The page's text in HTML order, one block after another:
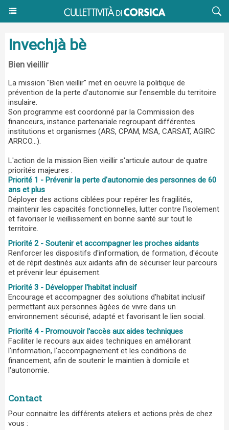
Invechjà bè
Bien vieillir
La mission "Bien vieillir" met en oeuvre la politique de
prévention de la perte d’autonomie sur l’ensemble du territoire
insulaire.
Son programme est coordonné par la Commission des
financeurs, instance partenariale regroupant différentes
institutions et organismes (ARS, CPAM, MSA, CARSAT, AGIRC
ARRCO...).
L'action de la mission Bien vieillir s'articule autour de quatre
priorités majeures :
Priorité 1 - Prévenir la perte d'autonomie des personnes de 60
ans et plus
Déployer des actions ciblées pour repérer les fragilités,
maintenir les capacités fonctionnelles, lutter contre l'isolement
et favoriser le vieillissement en bonne santé sur tout le
territoire.
Priorité 2 - Soutenir et accompagner les proches aidants
Renforcer les dispositifs d'information, de formation, d'écoute
et de répit destinés aux aidants afin de sécuriser leur parcours
et prévenir leur épuisement.
Priorité 3 - Développer l'habitat inclusif
Encourage et accompagner des solutions d'habitat inclusif
permettant aux personnes âgées de vivre dans un
environnement sécurisé, adapté et favorisant le lien social.
Priorité 4 - Promouvoir l'accès aux aides techniques
Faciliter le recours aux aides techniques en améliorant
l'information, l'accompagnement et les conditions de
financement, afin de soutenir le maintien à domicile et
l'autonomie.
Contact
Pour connaitre les différents ateliers et actions près de chez
vous :